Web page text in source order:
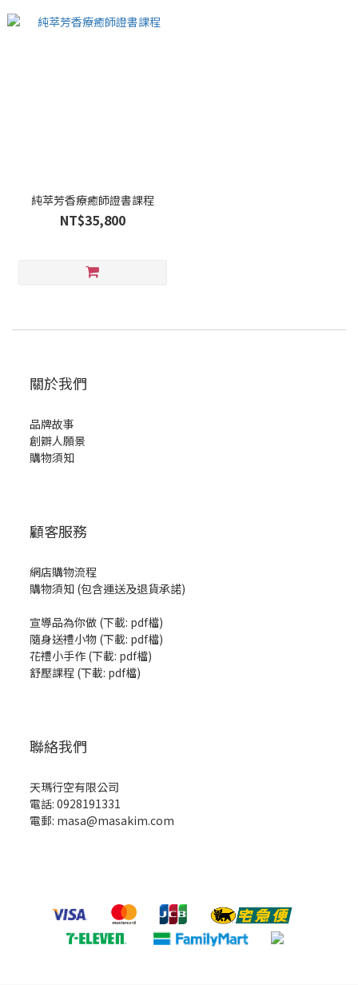
純萃芳香療癒師證書課程
NT$35,800
關於我們
品牌故事
創辧人願景
購物須知
顧客服務
網店購物流程
購物須知 (包含運送及退貨承諾)
宣導品為你做 (下載: pdf檔)
隨身送禮小物 (下載: pdf檔)
花禮小手作 (下載: pdf檔)
舒壓課程 (下載: pdf檔)
聯絡我們
天瑪行空有限公司
電話: 0928191331
電郵: masa@masakim.com